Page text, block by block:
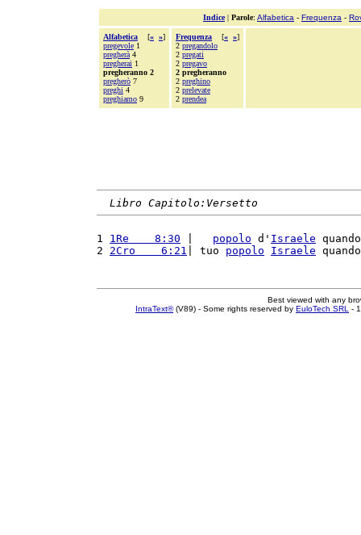
Indice| Parole: Alfabetica - Frequenza -
Alfabetica [« »]
pregevole 1
pregherà 4
pregherai 1
pregheranno 2
pregherò 7
preghi 4
preghiamo 9
Frequenza [« »]
2 pregandolo
2 pregati
2 pregavo
2 pregheranno
2 preghino
2 prelevate
2 prendea
Libro Capitolo:Versetto
1 1Re    8:30 popolo d' Israele
2 2Cro    6:21 | tuo popolo Israele
Best viewed with any
IntraText®(V89) - Some rights reserved by EuloTech SRL -